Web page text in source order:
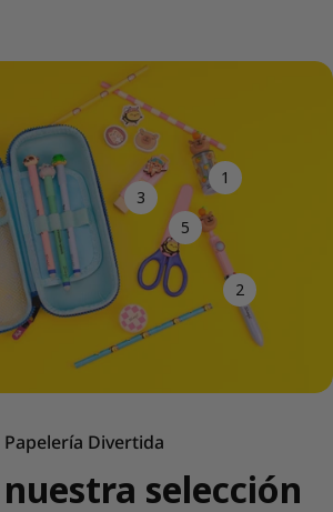
1
2
3
5
Papelería Divertida
selección